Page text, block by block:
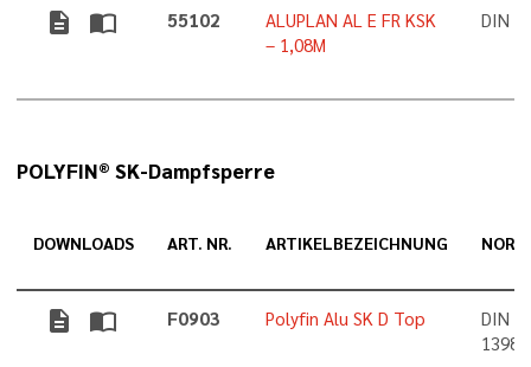
description import_contacts 55102
ALUPLAN AL E FR KSK
– 1,08M
DIN
POLYFIN® SK-Dampfsperre
DOWNLOADS ART. NR. ARTIKELBEZEICHNUNG
description import_contacts F0903 Polyfin Alu SK D Top
DIN
13984